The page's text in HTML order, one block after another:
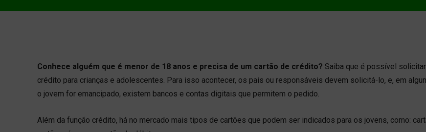
Conhece alguém que é menor de 18 anos e precisa de um cartão de crédito? Saiba que é possível
crédito para crianças e adolescentes. Para isso acontecer, os pais ou responsáveis devem solicitá-lo, e, em
o jovem for emancipado, existem bancos e contas digitais que permitem o pedido.
Além da função crédito, há no mercado mais tipos de cartões que podem ser indicados para os jovens, como: